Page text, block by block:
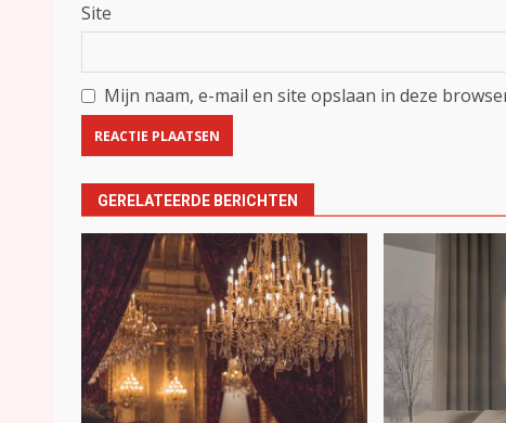
Site
Mijn naam, e-mail en site opslaan in deze
GERELATEERDE BERICHTEN